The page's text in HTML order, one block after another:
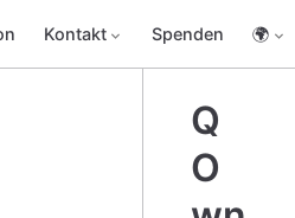
Kontakt Spenden 🌍
Q
O